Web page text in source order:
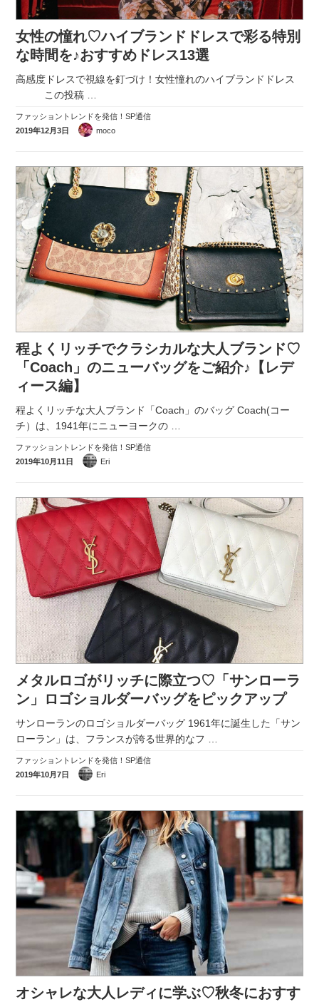
女性の憧れ♡ハイブランドドレスで彩る特別
な時間を♪おすすめドレス13選
高感度ドレスで視線を釘づけ！女性憧れのハイブランドドレス
この投稿
ファッショントレンドを発信！SP通信
2019年12月3日
moco
程よくリッチでクラシカルな大人ブランド♡
「Coach」のニューバッグをご紹介♪【レデ
ィース編】
程よくリッチな大人ブランド「Coach」のバッグ Coach(コー
チ）は、1941年にニューヨークの …
ファッショントレンドを発信！SP通信
2019年10月11日
Eri
メタルロゴがリッチに際立つ♡「サンローラ
ン」ロゴショルダーバッグをピックアップ
サンローランのロゴショルダーバッグ 1961年に誕生した「サン
ローラン」は、フランスが誇る世界的なフ
ファッショントレンドを発信！SP通信
2019年10月7日
Eri
オシャレな大人レディに学ぶ♡秋冬におすす